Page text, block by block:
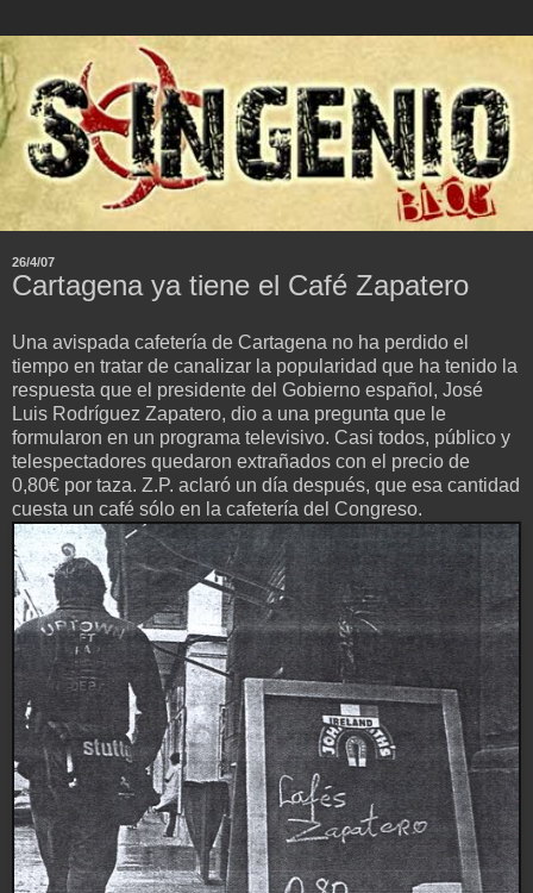
26/4/07
Cartagena ya tiene el Café Zapatero
Una avispada cafetería de Cartagena no ha perdido el
tiempo en tratar de canalizar la popularidad que ha tenido la
respuesta que el presidente del Gobierno español, José
Luis Rodríguez Zapatero, dio a una pregunta que le
formularon en un programa televisivo. Casi todos, público y
telespectadores quedaron extrañados con el precio de
0,80€ por taza. Z.P. aclaró un día después, que esa cantidad
cuesta un café sólo en la cafetería del Congreso.